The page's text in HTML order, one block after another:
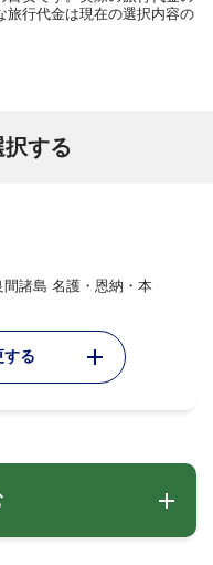
旅行代金は現在の選択内容の
する
諸島 名護・恩納・本
する